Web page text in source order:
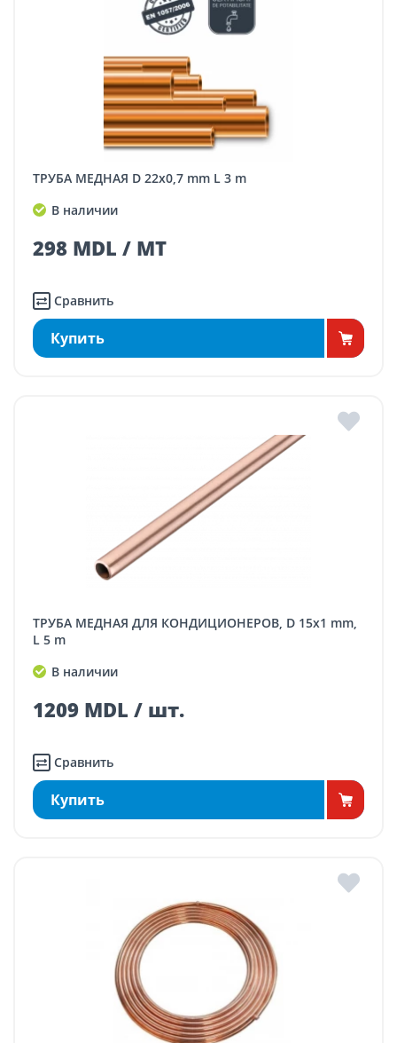
ТРУБА МЕДНАЯ D 22x0,7 mm L 3 m
В наличии
298 MDL / MT
Сравнить
Купить
ТРУБА МЕДНАЯ ДЛЯ КОНДИЦИОНЕРОВ, D 15x1 mm,
L 5 m
В наличии
1209 MDL / шт.
Сравнить
Купить